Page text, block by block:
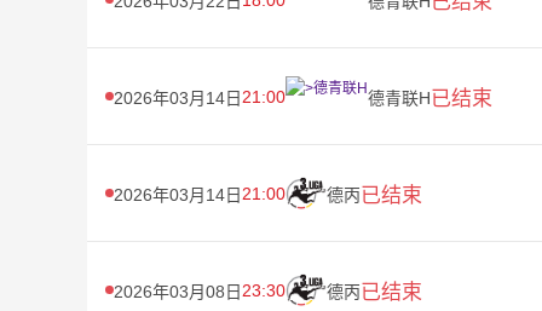
2026年03月14日21:00 德青联H已结束
2026年03月14日21:00 德丙已结束
2026年03月08日23:30 德丙已结束